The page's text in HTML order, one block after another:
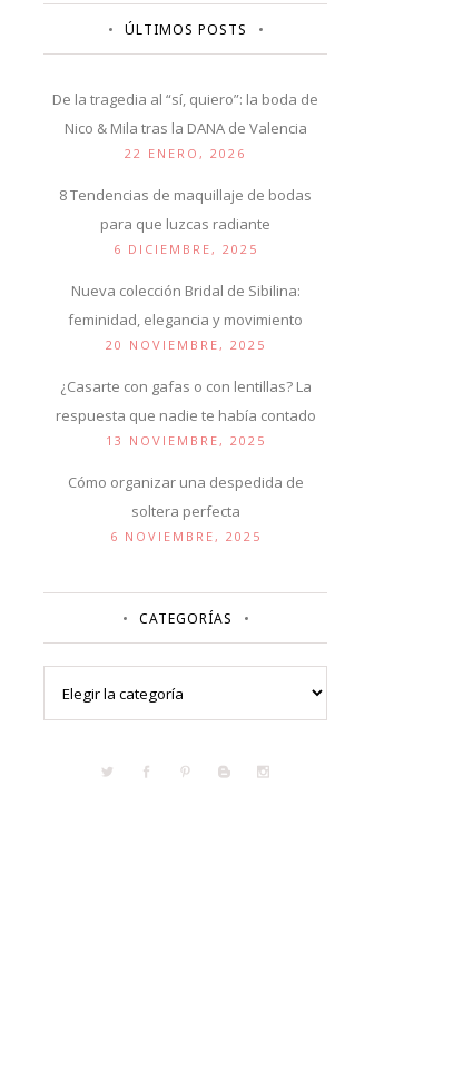
ÚLTIMOS POSTS
De la tragedia al “sí, quiero”: la boda de
Nico & Mila tras la DANA de Valencia
22 ENERO, 2026
8 Tendencias de maquillaje de bodas
para que luzcas radiante
6 DICIEMBRE, 2025
Nueva colección Bridal de Sibilina:
feminidad, elegancia y movimiento
20 NOVIEMBRE, 2025
¿Casarte con gafas o con lentillas? La
respuesta que nadie te había contado
13 NOVIEMBRE, 2025
Cómo organizar una despedida de
soltera perfecta
6 NOVIEMBRE, 2025
CATEGORÍAS